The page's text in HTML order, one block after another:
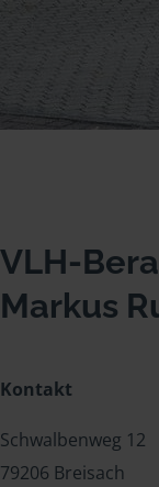
VLH-
Markus
Kontakt
Schwalbenweg 12
79206 Breisach